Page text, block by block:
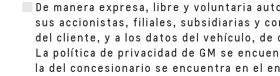
De manera expresa, libre y voluntaria
sus accionistas, filiales, subsidiarias y
del cliente, y a los datos del vehículo,
La política de privacidad de GM se
la del concesionario se encuentra en el